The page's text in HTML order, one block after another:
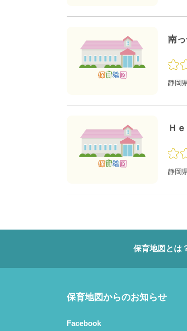
南
静岡
Ｈ
静岡
保育地図とは
保育地図からのお知らせ
Facebook